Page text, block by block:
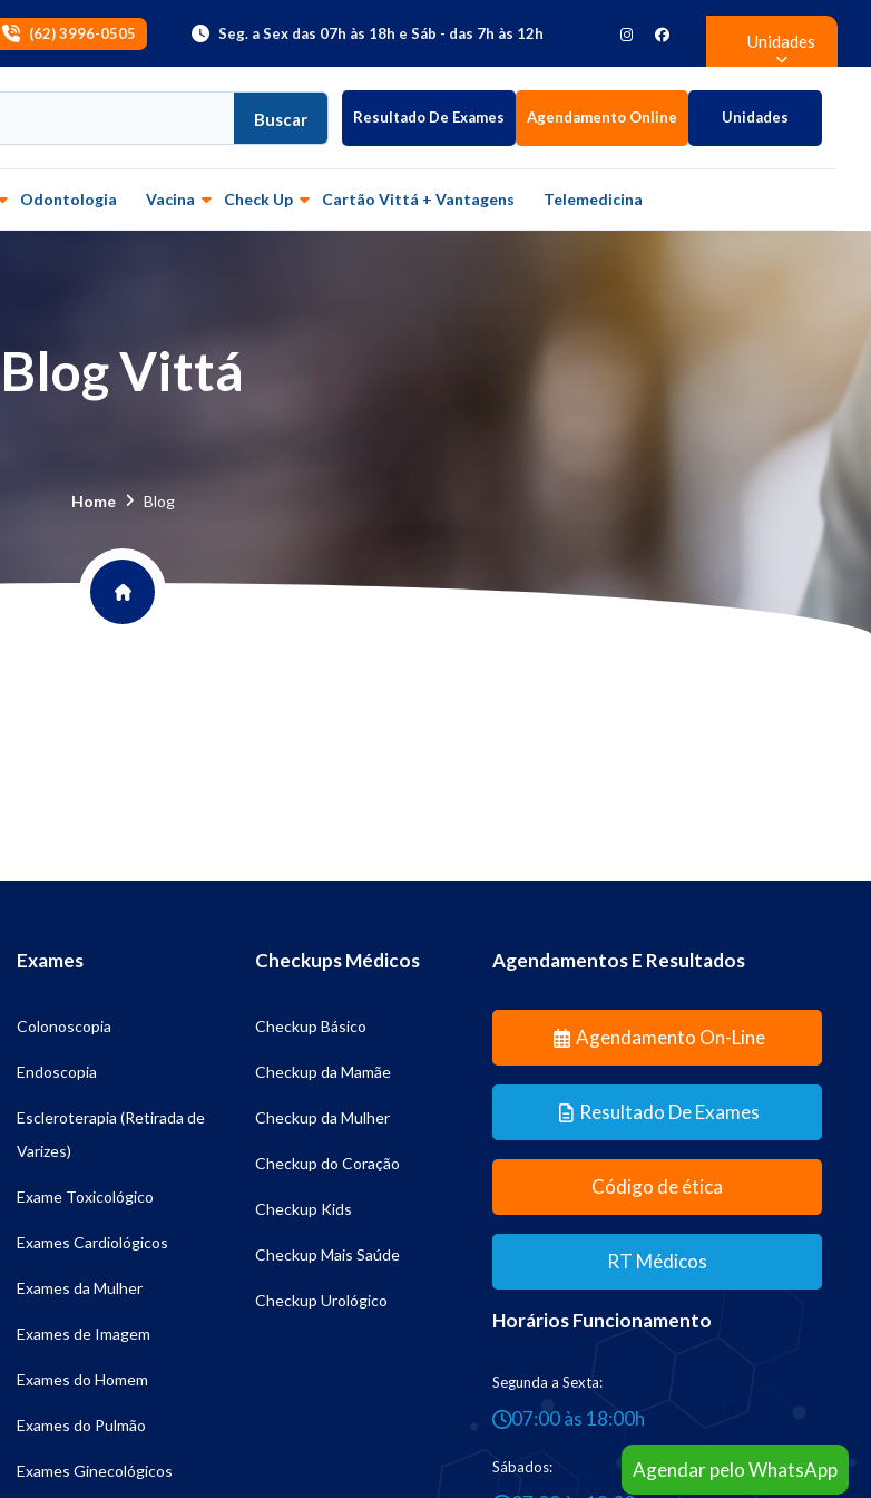
(62) 3996-0505 Seg. a Sex das 07h às 18h e Sáb - das 7h às 12h Unidades
Buscar Resultado De Exames Agendamento Online Unidades
Odontologia Vacina Check Up Cartão Vittá + Vantagens Telemedicina
Blog Vittá
Home Blog
Exames
Colonoscopia
Endoscopia
Escleroterapia (Retirada de
Varizes)
Exame Toxicológico
Exames Cardiológicos
Exames da Mulher
Exames de Imagem
Exames do Homem
Exames do Pulmão
Exames Ginecológicos
Checkups Médicos
Checkup Básico
Checkup da Mamãe
Checkup da Mulher
Checkup do Coração
Checkup Kids
Checkup Mais Saúde
Checkup Urológico
Agendamentos E Resultados
Agendamento On-Line
Resultado De Exames
Código de ética
RT Médicos
Horários Funcionamento
Segunda a Sexta:
07:00 às 18:00h
Sábados: Agendar pelo WhatsApp